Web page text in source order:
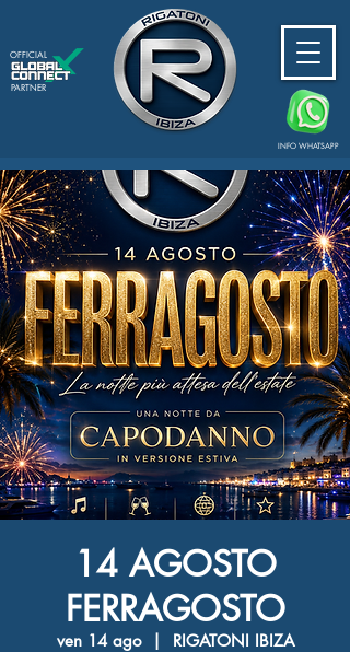
PARTNER
OFFICIAL
INFO WHATSAPP
14 AGOSTO
FERRAGOSTO
ven 14 ago
  |
RIGATONI IBIZA